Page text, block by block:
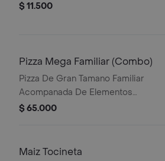
$ 11.500
Pizza Mega Familiar (Combo)
Pizza De Gran Tamano Familiar
Acompanada De Elementos
Adicionales.
$ 65.000
Maiz Tocineta